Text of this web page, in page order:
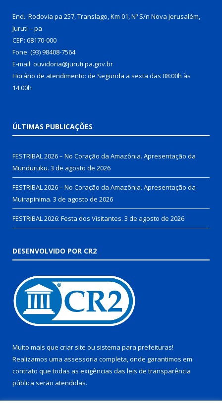
End.: Rodovia pa 257, Translago, Km 01, Nº S/n Nova Jerusalém,
Juruti – pa
CEP: 68170-000
Fone: (93) 98408-7564
E-mail: ouvidoria@juruti.pa.gov.br
Horário de atendimento: de Segunda a sexta das 08:00h às
14:00h
ÚLTIMAS PUBLICAÇÕES
FESTRIBAL 2026 – No Coração da Amazônia. Apresentação da
Munduruku. 3 de agosto de 2026
FESTRIBAL 2026 – No Coração da Amazônia. Apresentação da
Muirapinima. 3 de agosto de 2026
FESTRIBAL 2026: Festa dos Visitantes. 3 de agosto de 2026
DESENVOLVIDO POR CR2
Muito mais que criar site ou sistema para prefeituras!
Realizamos uma assessoria completa, onde garantimos em
contrato que todas as exigências das leis de transparência
pública serão atendidas.